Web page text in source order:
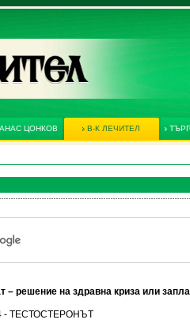
ЦОНКОВ В-К ЛЕЧИТЕЛ
– решение на здравна криза или
- ТЕСТОСТЕРОНЪТ